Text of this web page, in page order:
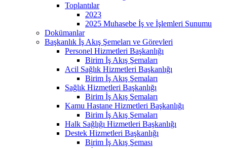
Toplantılar
2023
2025 Muhasebe İş ve İşlemleri Sunumu
Dokümanlar
Başkanlık İş Akış Şemeları ve Görevleri
Personel Hizmetleri Başkanlığı
Birim İş Akış Şemaları
Acil Sağlık Hizmetleri Başkanlığı
Birim İş Akış Şemaları
Sağlık Hizmetleri Başkanlığı
Birim İş Akış Şemaları
Kamu Hastane Hizmetleri Başkanlığı
Birim İş Akış Şemaları
Halk Sağlığı Hizmetleri Başkanlığı
Destek Hizmetleri Başkanlığı
Birim İş Akış Şeması